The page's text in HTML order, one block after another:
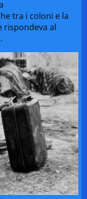
tra i coloni e la
rispondeva al